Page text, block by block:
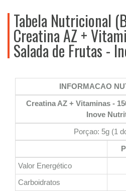
Tabela Nutricional
Creatina AZ +
Salada de Frutas -
INFORMACAO
Creatina AZ + Vitaminas -
Inove
Porçao: 5g (1
Valor Energético
Carboidratos